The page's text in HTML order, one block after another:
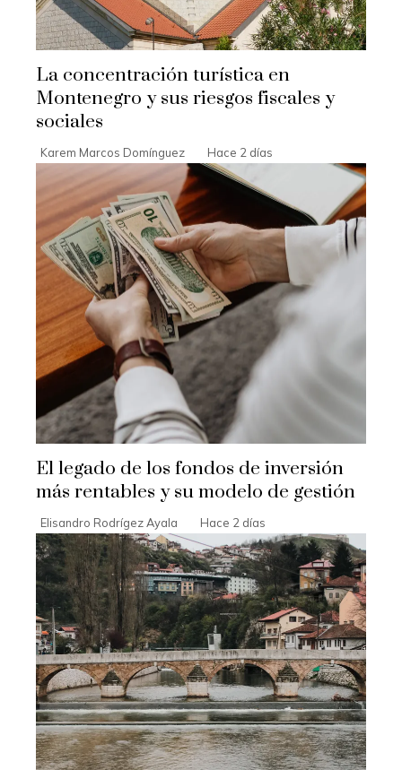
La concentración turística en
Montenegro y sus riesgos fiscales y
sociales
Karem Marcos Domínguez Hace 2 días
El legado de los fondos de inversión
más rentables y su modelo de gestión
Elisandro Rodrígez Ayala Hace 2 días